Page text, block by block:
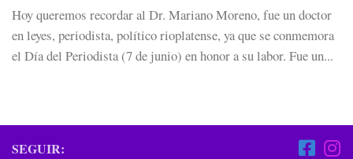
Hoy queremos recordar al Dr. Mariano Moreno, fue un doctor
en leyes, periodista, político rioplatense, ya que se conmemora
el Día del Periodista (7 de junio) en honor a su labor. Fue un...
SEGUIR: